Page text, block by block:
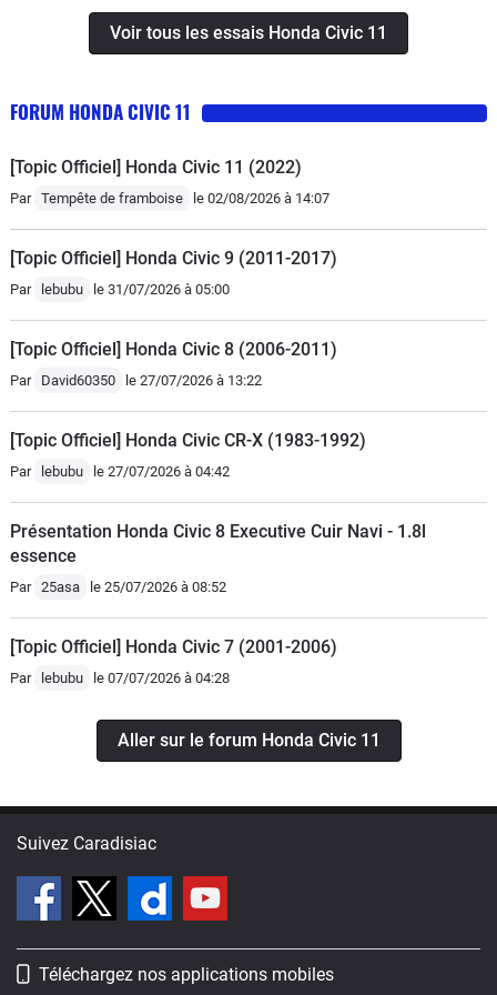
sécurisant. Sinon je roule cool en mode Eco
sur autoroute (120km/h) ou sur routes
freinage régénératif réglable avec les
de col et l'on freine très peu en utilisant la
pédale d'une façon générale, c'est un coup à
prendre et cela contribue à la faible
consommation générale.L'hybride apporte
un couple équivalent à un diesel avec
l'avantage d'une puissance immédiatement
disponible et des consommations que je
trouve très basses et une autonomie
été encore réduite). La conduite en est très
reposante avec de surcroît un effet patinage
bilan très positif de cette nouvelle Civic.
thermique ce qui met en évidence tous les
autres bruits.
Voir tous les essais Honda Civic 11
FORUM HONDA CIVIC 11
[Topic Officiel] Honda Civic 11 (2022)
Par Tempête de framboise le 02/08/2026 à 14:07
[Topic Officiel] Honda Civic 9 (2011-2017)
Par lebubu le 31/07/2026 à 05:00
[Topic Officiel] Honda Civic 8 (2006-2011)
Par David60350 le 27/07/2026 à 13:22
[Topic Officiel] Honda Civic CR-X (1983-1992)
Par lebubu le 27/07/2026 à 04:42
Présentation Honda Civic 8 Executive Cuir Navi - 1.8l
essence
Par 25asa le 25/07/2026 à 08:52
[Topic Officiel] Honda Civic 7 (2001-2006)
Par lebubu le 07/07/2026 à 04:28
Aller sur le forum Honda Civic 11
Suivez Caradisiac
Téléchargez nos applications mobiles